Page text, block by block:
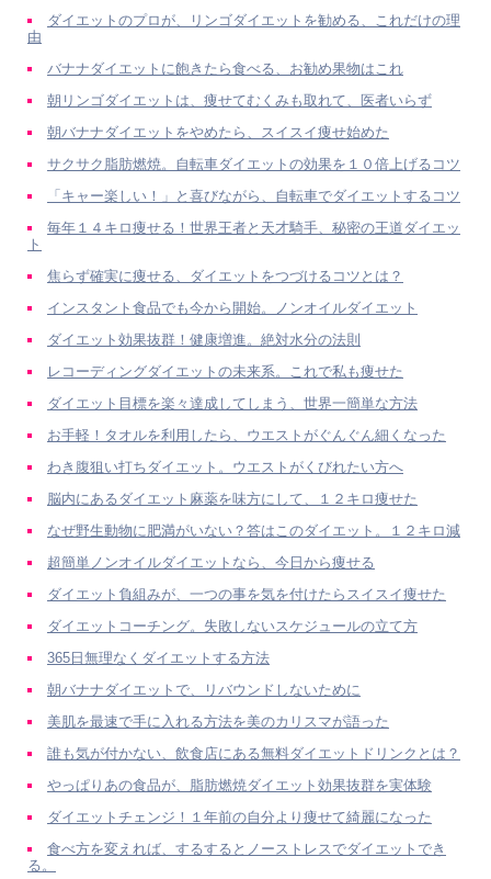
ダイエットのプロが、リンゴダイエットを勧める、これだけの理
由
バナナダイエットに飽きたら食べる、お勧め果物はこれ
朝リンゴダイエットは、痩せてむくみも取れて、医者いらず
朝バナナダイエットをやめたら、スイスイ痩せ始めた
サクサク脂肪燃焼。自転車ダイエットの効果を１０倍上げるコツ
「キャー楽しい！」と喜びながら、自転車でダイエットするコツ
毎年１４キロ痩せる！世界王者と天才騎手、秘密の王道ダイエッ
ト
焦らず確実に痩せる、ダイエットをつづけるコツとは？
インスタント食品でも今から開始。ノンオイルダイエット
ダイエット効果抜群！健康増進。絶対水分の法則
レコーディングダイエットの未来系。これで私も痩せた
ダイエット目標を楽々達成してしまう、世界一簡単な方法
お手軽！タオルを利用したら、ウエストがぐんぐん細くなった
わき腹狙い打ちダイエット。ウエストがくびれたい方へ
脳内にあるダイエット麻薬を味方にして、１２キロ痩せた
なぜ野生動物に肥満がいない？答はこのダイエット。１２キロ減
超簡単ノンオイルダイエットなら、今日から痩せる
ダイエット負組みが、一つの事を気を付けたらスイスイ痩せた
ダイエットコーチング。失敗しないスケジュールの立て方
365日無理なくダイエットする方法
朝バナナダイエットで、リバウンドしないために
美肌を最速で手に入れる方法を美のカリスマが語った
誰も気が付かない、飲食店にある無料ダイエットドリンクとは？
やっぱりあの食品が、脂肪燃焼ダイエット効果抜群を実体験
ダイエットチェンジ！１年前の自分より痩せて綺麗になった
食べ方を変えれば、するするとノーストレスでダイエットでき
る。